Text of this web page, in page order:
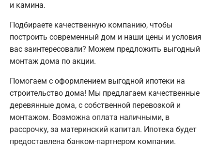
и камина.
Подбираете качественную компанию, чтобы
построить современный дом и наши цены и условия
вас заинтересовали? Можем предложить выгодный
монтаж дома по акции.
Помогаем с оформлением выгодной ипотеки на
строительство дома! Мы предлагаем качественные
деревянные дома, с собственной перевозкой и
монтажом. Возможна оплата наличными, в
рассрочку, за материнский капитал. Ипотека будет
предоставлена банком-партнером компании.